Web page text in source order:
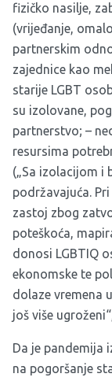
fizičko nasilje,
(vrijeđanje,
partnerskim
zajednice kao
starije LGBT
su izolovane,
partnerstvo; –
resursima
(„Sa izolacijom i
podržavajuća.
zastoj zbog
poteškoća,
donosi LGBTIQ
ekonomske te
dolaze vremena
još više
Da je pandemija
na pogoršanje